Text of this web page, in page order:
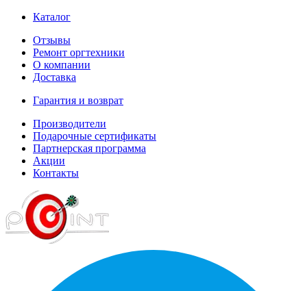
Каталог
Отзывы
Ремонт оргтехники
О компании
Доставка
Гарантия и возврат
Производители
Подарочные сертификаты
Партнерская программа
Акции
Контакты